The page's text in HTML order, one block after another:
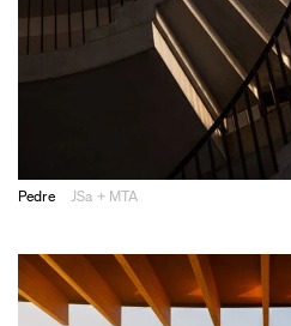
Pedre JSa + MTA